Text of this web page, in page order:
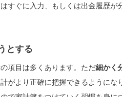
すぐに入力、もしくは出金履歴
とする
項目は多くあります。ただ細かく
がより正確に把握できるように